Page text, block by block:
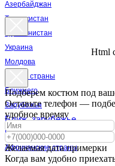
Азербайджан
Таджикистан
Туркменистан
Украина
Молдова
Другие страны
Ближнего
Зарубежья
Ближ. зарубежье
Египет
Африканские страны
Html
Подберем костюм под
Оставьте телефон —
удобное времяv
Желаемая дата примерки
Когда вам удобно